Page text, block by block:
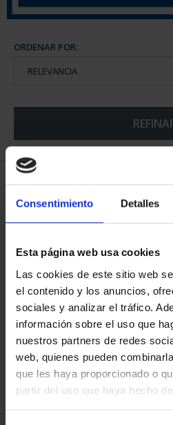
Consentimiento Detalles
Esta página web usa cookies
Las cookies de este sitio web
el contenido y los anuncios,
sociales y analizar el tráfico.
información sobre el uso que
nuestros partners de redes
web, quienes pueden
que les haya proporcionado o
partir del uso que haya hecho
ORDENAR POR:
5 Productos encontrados
SUSCRIPCIÓN
CAPITALES DE
PROVINCIA 1
949,00 €